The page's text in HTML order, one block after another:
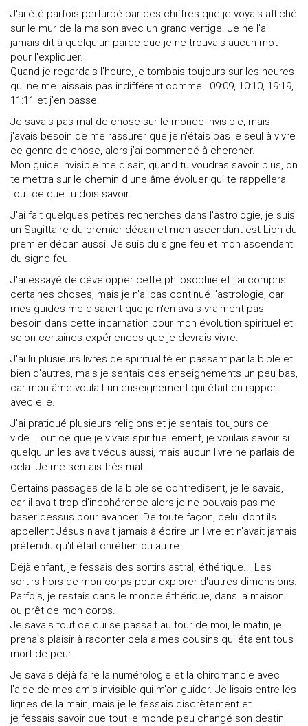
J'ai été parfois perturbé par des chiffres que je voyais affiché
sur le mur de la maison avec un grand vertige. Je ne l'ai
jamais dit à quelqu'un parce que je ne trouvais aucun mot
pour l'expliquer.
Quand je regardais l'heure, je tombais toujours sur les heures
qui ne me laissais pas indifférent comme : 09:09, 10:10, 19:19,
11:11 et j'en passe.
Je savais pas mal de chose sur le monde invisible, mais
j'avais besoin de me rassurer que je n'étais pas le seul à vivre
ce genre de chose, alors j'ai commencé à chercher.
Mon guide invisible me disait, quand tu voudras savoir plus, on
te mettra sur le chemin d'une âme évoluer qui te rappellera
tout ce que tu dois savoir.
J'ai fait quelques petites recherches dans l'astrologie, je suis
un Sagittaire du premier décan et mon ascendant est Lion du
premier décan aussi. Je suis du signe feu et mon ascendant
du signe feu.
J'ai essayé de développer cette philosophie et j'ai compris
certaines choses, mais je n'ai pas continué l'astrologie, car
mes guides me disaient que je n'en avais vraiment pas
besoin dans cette incarnation pour mon évolution spirituel et
selon certaines expériences que je devrais vivre.
J'ai lu plusieurs livres de spiritualité en passant par la bible et
bien d'autres, mais je sentais ces enseignements un peu bas,
car mon âme voulait un enseignement qui était en rapport
avec elle.
J'ai pratiqué plusieurs religions et je sentais toujours ce
vide. Tout ce que je vivais spirituellement, je voulais savoir si
quelqu'un les avait vécus aussi, mais aucun livre ne parlais de
cela. Je me sentais très mal.
Certains passages de la bible se contredisent, je le savais,
car il avait trop d'incohérence alors je ne pouvais pas me
baser dessus pour avancer. De toute façon, celui dont ils
appellent Jésus n'avait jamais à écrire un livre et n'avait jamais
prétendu qu'il était chrétien ou autre.
Déjà enfant, je fessais des sortirs astral, éthérique... Les
sortirs hors de mon corps pour explorer d'autres dimensions.
Parfois, je restais dans le monde éthérique, dans la maison
ou prêt de mon corps.
Je savais tout ce qui se passait au tour de moi, le matin, je
prenais plaisir à raconter cela a mes cousins qui étaient tous
mort de peur.
Je savais déjà faire la numérologie et la chiromancie avec
l'aide de mes amis invisible qui m'on guider. Je lisais entre les
lignes de la main, mais je le fessais discrètement et
je fessais savoir que tout le monde peu changé son destin,